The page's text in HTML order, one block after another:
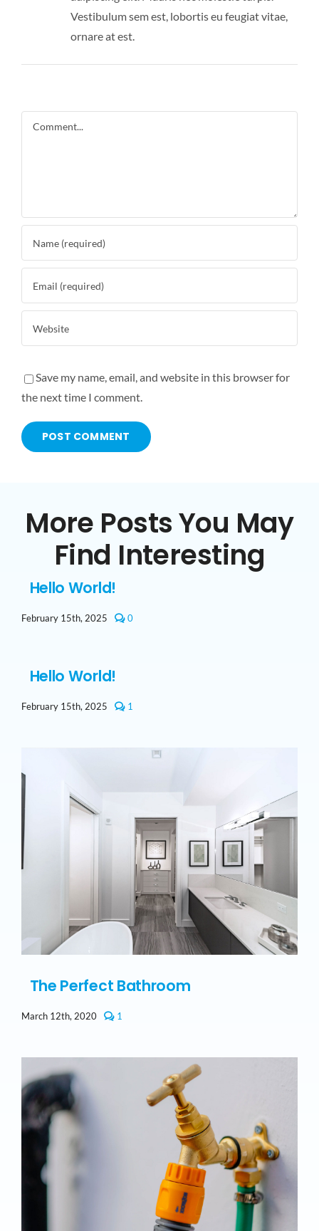
Vestibulum sem est, lobortis eu feugiat vitae,
ornare at est.
Comment
Save my name, email, and website in this browser for
the next time I comment.
More Posts You May
Find Interesting
Hello World!
February 15th, 2025 0comments
Hello World!
February 15th, 2025 1
The Perfect Bathroom
March 12th, 2020 1
Bathroom